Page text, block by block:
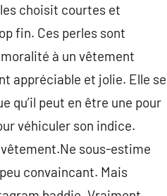
choisit courtes et
fin. Ces perles sont
à un vêtement
appréciable et jolie. Elle se
qu’il peut en être une pour
véhiculer son indice.
sous-estime
convaincant. Mais